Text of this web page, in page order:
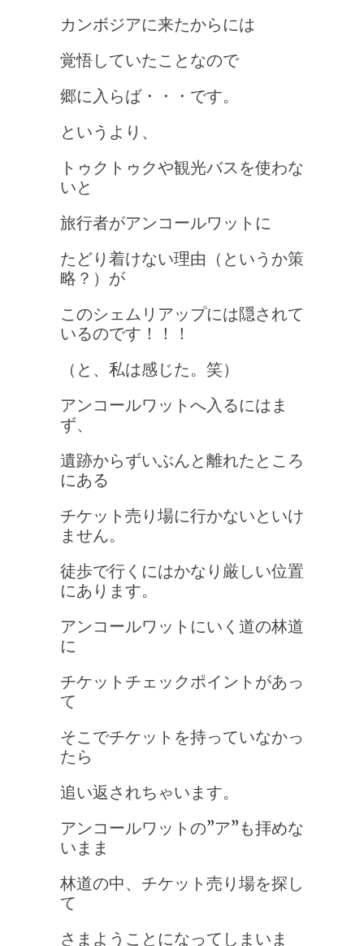
カンボジアに来たからには
覚悟していたことなので
郷に入らば・・・です。
というより、
トゥクトゥクや観光バスを使わな
いと
旅行者がアンコールワットに
たどり着けない理由（というか策
略？）が
このシェムリアップには隠されて
いるのです！！！
（と、私は感じた。笑）
アンコールワットへ入るにはま
ず、
遺跡からずいぶんと離れたところ
にある
チケット売り場に行かないといけ
ません。
徒歩で行くにはかなり厳しい位置
にあります。
アンコールワットにいく道の林道
に
チケットチェックポイントがあっ
て
そこでチケットを持っていなかっ
たら
追い返されちゃいます。
アンコールワットの”ア”も拝めな
いまま
林道の中、チケット売り場を探し
て
さまようことになってしまいま